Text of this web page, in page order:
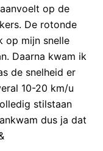
op de
De rotonde
op mijn snelle
Daarna kwam ik
de snelheid er
10-20 km/u
stilstaan
dus ja dat